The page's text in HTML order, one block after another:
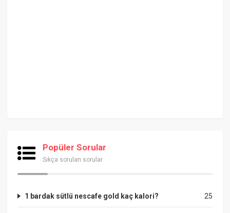
Popüler Sorular
Sıkça sorulan sorular
25
1 bardak sütlü nescafe gold kaç kalori?